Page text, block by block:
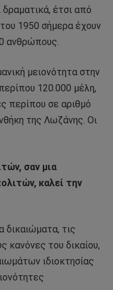
έτσι από
1950 σήμερα έχουν
ανθρώπους.
μειονότητα στην
120.000 μέλη,
περίπου σε αριθμό
της Λωζάνης. Οι
σαν μια
καλεί την
δικαιώματα, τις
κανόνες του δικαίου,
ιδιοκτησίας